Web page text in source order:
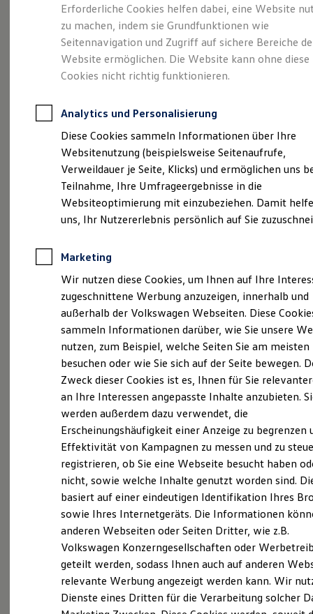
Leasing
Leasing-Angebote
Gebrauchtwagen Leasing
Junge Gebrauchtwagen-Leasing
Elektroauto Leasing
Kleinwagen-Leasing
Leasing ohne Anzahlung
Autokredit mit Schlussrate
Versicherungen und Garantien
Kfz-Versicherung
Restschuldversicherungen
Garantien
Wartungsverträge
Geschäftskunden
Professional Class bei Volkswagen
Großkunden
Behörden
Anpfiff zum Gewinn
Elektroautos
ID. Tutorials
Elektrofahrzeugkonzepte
Reichweite
Reichweite der ID. Modelle
Reichweite im Winter
Laden
Laden unterwegs
Laden Zuhause
Ladezeitensimulator
Batterie
Sicherheit
Garantie und Lebensdauer
Nachhaltigkeit
Technologie
Kosten und Kauf
Verbrauchskosten
Kaufoptionen
E-Auto-Förderung
Software und Konnektivität
Die ID. Software 6
ID. Software Versionen und Updates
Digitale Extras
Schnittstellen zu Ihrem ID.
Eine Spur Extra. Der
neue vollelektrische
ID. Polo
( Impressum & Rechtliches
Probefahrt vereinbaren
Fahrzeugangebot anfordern
Servicetermin buchen
Serviceanfrage stellen
Erforderliche Cookies helfen dabei, eine Website
zu machen, indem sie Grundfunktionen wie
Seitennavigation und Zugriff auf sichere Bereiche
Website ermöglichen. Die Website kann ohne diese
Cookies nicht richtig funktionieren.
Analytics und Personalisierung
Diese Cookies sammeln Informationen über Ihre
Websitenutzung (beispielsweise Seitenaufrufe,
Verweildauer je Seite, Klicks) und ermöglichen uns
Teilnahme, Ihre Umfrageergebnisse in die
Websiteoptimierung mit einzubeziehen. Damit
uns, Ihr Nutzererlebnis persönlich auf Sie
Marketing
Wir nutzen diese Cookies, um Ihnen auf Ihre
zugeschnittene Werbung anzuzeigen, innerhalb und
außerhalb der Volkswagen Webseiten. Diese
sammeln Informationen darüber, wie Sie unsere
nutzen, zum Beispiel, welche Seiten Sie am meisten
besuchen oder wie Sie sich auf der Seite bewegen.
Zweck dieser Cookies ist es, Ihnen für Sie
an Ihre Interessen angepasste Inhalte anzubieten.
werden außerdem dazu verwendet, die
Erscheinungshäufigkeit einer Anzeige zu begrenzen
Effektivität von Kampagnen zu messen und zu
registrieren, ob Sie eine Webseite besucht haben
nicht, sowie welche Inhalte genutzt worden sind.
basiert auf einer eindeutigen Identifikation Ihres
sowie Ihres Internetgeräts. Die Informationen
anderen Webseiten oder Seiten Dritter, wie z.B.
Volkswagen Konzerngesellschaften oder
geteilt werden, sodass Ihnen auch auf anderen
relevante Werbung angezeigt werden kann. Wir
Dienste eines Dritten für die Verarbeitung solcher